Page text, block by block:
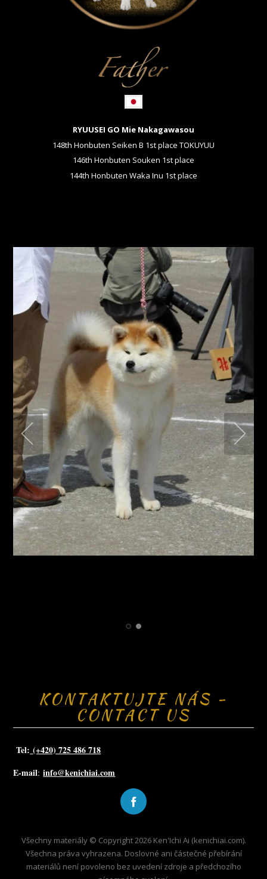
RYUUSEI GO Mie Nakagawasou
148th Honbuten Seiken B 1st place TOKUYUU
146th Honbuten Souken 1st place
144th Honbuten Waka Inu 1st place
KONTAKTUJTE NÁS -
CONTACT US
Tel: (+420) 725 486 718
E-mail:info@kenichiai.com
Všechny materiály © Copyright 2026 Ken'Ichi Ai (kenichiai.com).
Všechna práva vyhrazena. Doslovné ani částečné přebírání
materiálů není povoleno bez uvedení zdroje a předchozího